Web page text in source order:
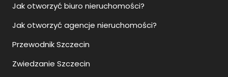
Jak otworzyć biuro nieruchomości?
Jak otworzyć agencje nieruchomości?
Przewodnik Szczecin
Zwiedzanie Szczecin